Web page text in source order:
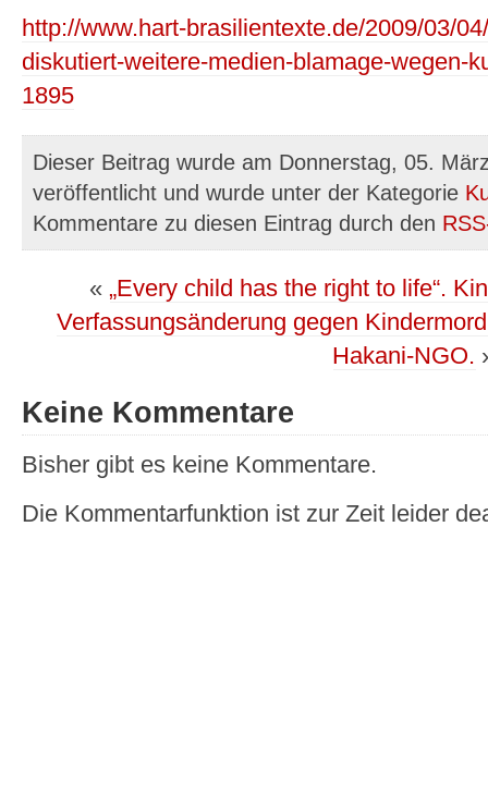
http://www.hart-brasilientexte.de/2009/03/
diskutiert-weitere-medien-blamage-wegen-
1895
Dieser Beitrag wurde am Donnerstag, 05.
veröffentlicht und wurde unter der Kategorie
Kommentare zu diesen Eintrag durch den
«„Every child has the right to life“.
Verfassungsänderung gegen
Hakani-NGO.
Keine Kommentare
Bisher gibt es keine Kommentare.
Die Kommentarfunktion ist zur Zeit leider